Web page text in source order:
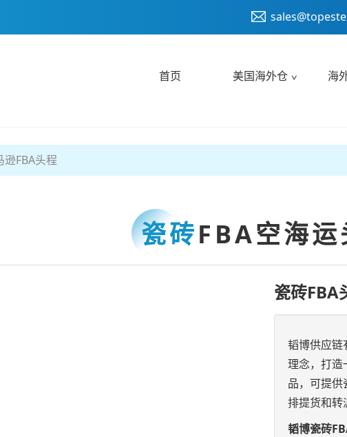
首页 美国海外仓 海
逊FBA头程
瓷砖FBA空海运
瓷砖FBA
韬博供应链
理念，打造
品，可提供
排提货和转
韬博瓷砖